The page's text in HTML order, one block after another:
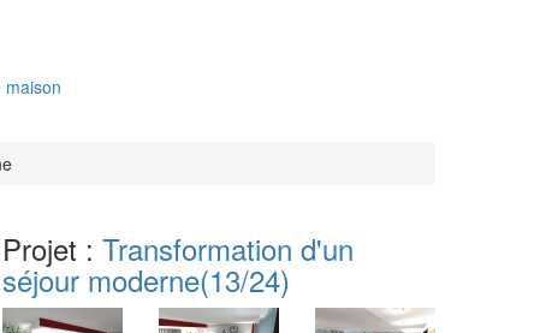
maison
Projet : Transformation d'un
séjour moderne(13/24)